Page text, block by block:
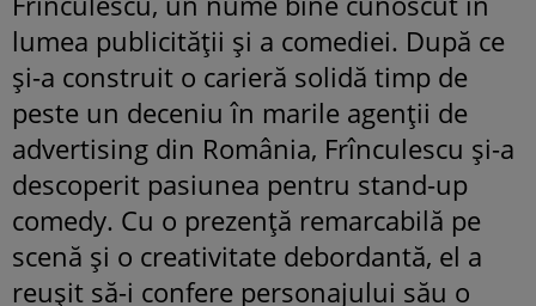
lumea publicității și a comediei. După ce
și-a construit o carieră solidă timp de
peste un deceniu în marile agenții de
advertising din România, Frînculescu și-a
descoperit pasiunea pentru stand-up
comedy. Cu o prezență remarcabilă pe
scenă și o creativitate debordantă, el a
reușit să-i confere personajului său o